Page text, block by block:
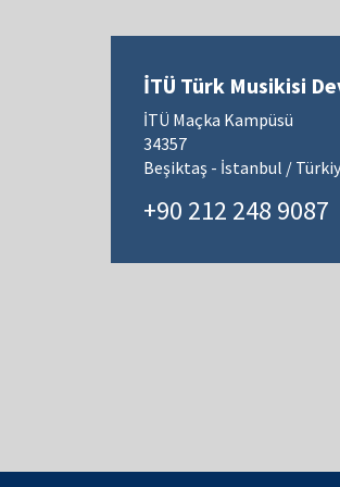
İTÜ Türk Musikisi
İTÜ Maçka Kampüsü
34357
Beşiktaş - İstanbul /
+90 212 248 9087